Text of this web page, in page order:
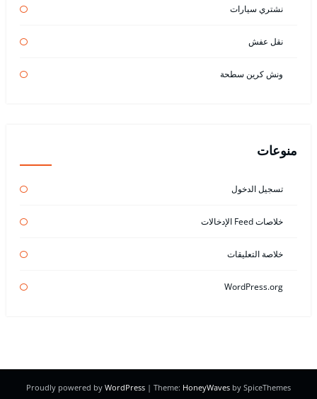
نشتري سيارات
نقل عفش
ونش كرين سطحة
منوعات
تسجيل الدخول
خلاصات Feed الإدخالات
خلاصة التعليقات
WordPress.org
Proudly powered by WordPress | Theme: HoneyWaves by SpiceThemes